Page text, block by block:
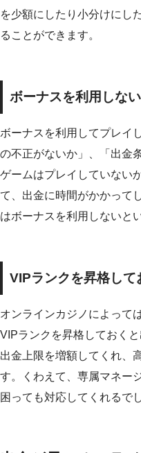
を少額にしたり小分けにし
ることができます。
ボーナスを利用しない
ボーナスを利用してプレイ
の不正がないか」、「出金
ゲームはプレイしていない
て、出金に時間がかかって
はボーナスを利用しないと
VIPランクを昇格して
オンラインカジノによって
VIPランクを昇格しておく
出金上限を増額してくれ、
す。くわえて、専属マネー
困っても対応してくれるで